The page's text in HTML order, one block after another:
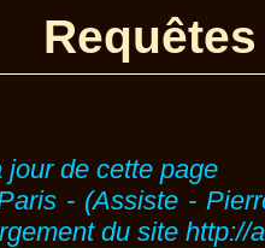
de cette page
- (Assiste -
du site http://